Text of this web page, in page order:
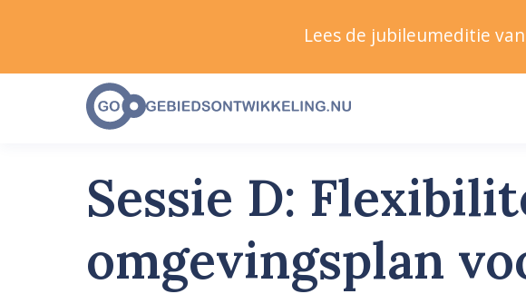
Sessie D:
omgevingsplan
Lees de jubileumeditie